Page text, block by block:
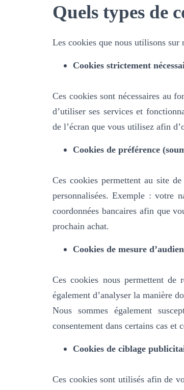
Quels types de
Les cookies que nous utilisons sur
Cookies strictement
Ces cookies sont nécessaires au
d’utiliser ses services et
de l’écran que vous utilisez afin
Cookies de préférence
Ces cookies permettent au site
personnalisées. Exemple : votre
coordonnées bancaires afin que
prochain achat.
Cookies de mesure
Ces cookies nous permettent
également d’analyser la manière
Nous sommes également
consentement dans certains cas
Cookies de ciblage
Ces cookies sont utilisés afin de